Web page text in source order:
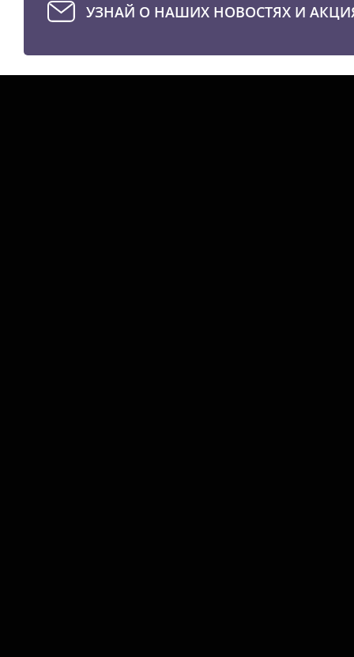
УЗНАЙ О НАШИХ НОВОСТЯХ И